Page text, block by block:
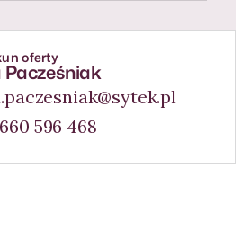
oferty
Pacześniak
596 468